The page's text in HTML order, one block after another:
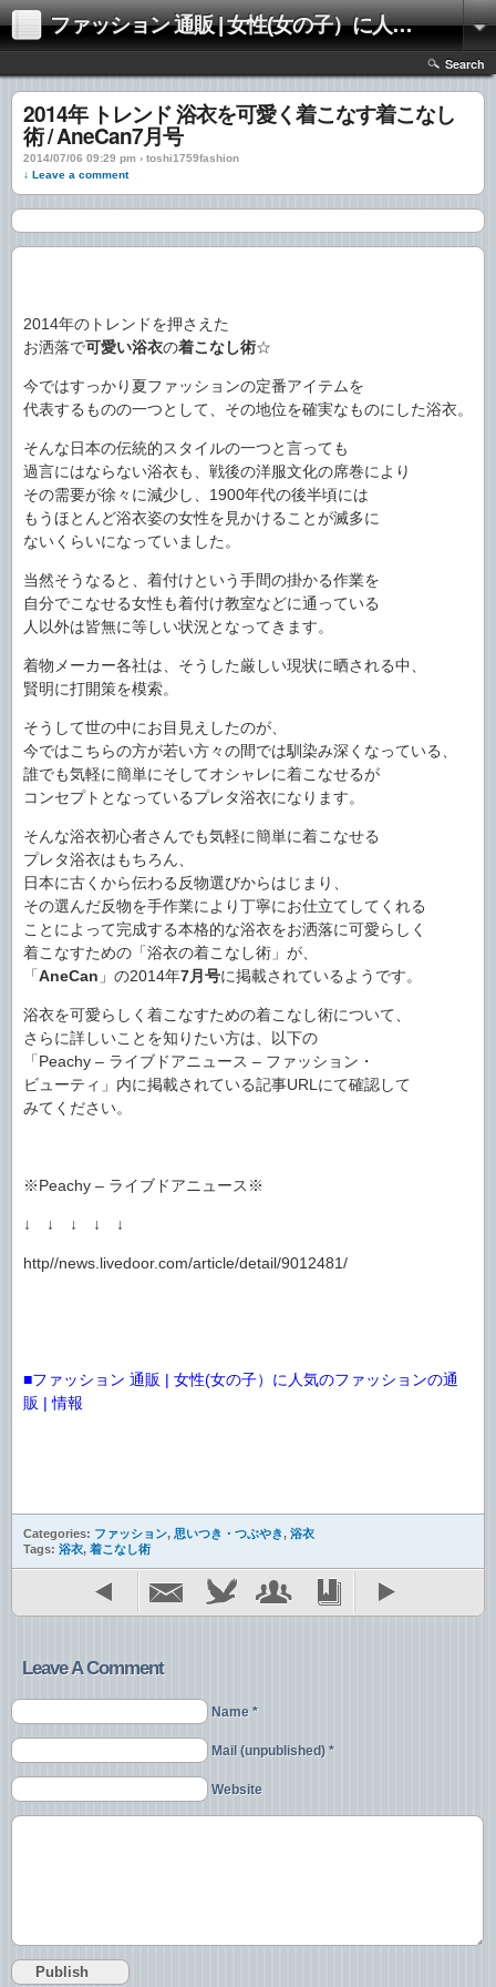
ファッション 通販 | 女性(女の子）に人気のファッションの通販 | 情報
Search
2014年 トレンド 浴衣を可愛く着こなす着こなし
術 / AneCan7月号
2014/07/06 09:29 pm › toshi1759fashion
↓ Leave a comment
2014年のトレンドを押さえた
お洒落で可愛い浴衣の着こなし術☆
今ではすっかり夏ファッションの定番アイテムを
代表するものの一つとして、その地位を確実なものにした浴衣。
そんな日本の伝統的スタイルの一つと言っても
過言にはならない浴衣も、戦後の洋服文化の席巻により
その需要が徐々に減少し、1900年代の後半頃には
もうほとんど浴衣姿の女性を見かけることが滅多に
ないくらいになっていました。
当然そうなると、着付けという手間の掛かる作業を
自分でこなせる女性も着付け教室などに通っている
人以外は皆無に等しい状況となってきます。
着物メーカー各社は、そうした厳しい現状に晒される中、
賢明に打開策を模索。
そうして世の中にお目見えしたのが、
今ではこちらの方が若い方々の間では馴染み深くなっている、
誰でも気軽に簡単にそしてオシャレに着こなせるが
コンセプトとなっているプレタ浴衣になります。
そんな浴衣初心者さんでも気軽に簡単に着こなせる
プレタ浴衣はもちろん、
日本に古くから伝わる反物選びからはじまり、
その選んだ反物を手作業により丁寧にお仕立てしてくれる
ことによって完成する本格的な浴衣をお洒落に可愛らしく
着こなすための「浴衣の着こなし術」が、
「AneCan 」の2014年7月号に掲載されているようです。
浴衣を可愛らしく着こなすための着こなし術について、
さらに詳しいことを知りたい方は、以下の
「Peachy – ライブドアニュース – ファッション・
ビューティ」内に掲載されている記事URLにて確認して
みてください。
※Peachy – ライブドアニュース※
↓ ↓ ↓ ↓ ↓
http//news.livedoor.com/article/detail/9012481/
■ファッション 通販 | 女性(女の子）に人気のファッションの通
販 | 情報
Categories: ファッション, 思いつき・つぶやき, 浴衣
Tags: 浴衣, 着こなし術
Leave A Comment
Name *
Mail (unpublished) *
Website